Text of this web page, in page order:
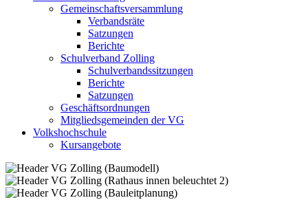
Gemeinschaftsversammlung
Verbandsräte
Satzungen
Berichte
Schulverband Zolling
Schulverbandssitzungen
Berichte
Satzungen
Geschäftsordnungen
Mitgliedsgemeinden der VG
Volkshochschule
Kursangebote